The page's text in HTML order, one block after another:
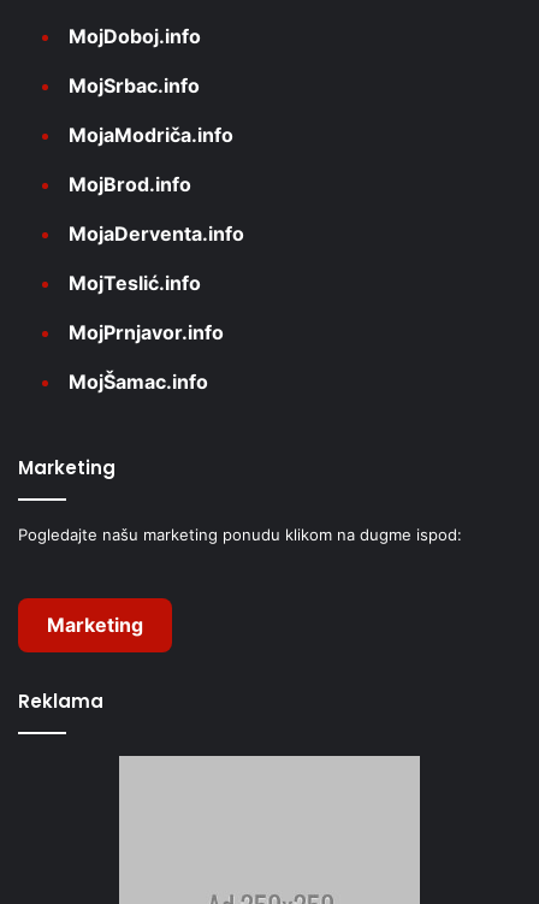
MojDoboj.info
MojSrbac.info
MojaModriča.info
MojBrod.info
MojaDerventa.info
MojTeslić.info
MojPrnjavor.info
MojŠamac.info
Marketing
Pogledajte našu marketing ponudu klikom na dugme ispod:
Marketing
Reklama